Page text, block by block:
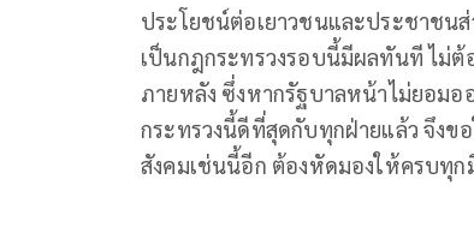
ประโยชน์ต่อเยาวชนและประชาชนส่
เป็นกฎกระทรวงรอบนี้มีผลทันที ไม่ต้
ภายหลัง ซึ่งหากรัฐบาลหน้าไม่ยอมอ
กระทรวงนี้ดีที่สุดกับทุกฝ่ายแล้ว จึง
สังคมเช่นนี้อีก ต้องหัดมองให้ครบทุก